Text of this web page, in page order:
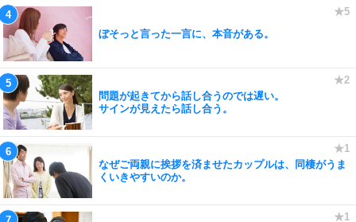
ぼそっと言った一言に、本音がある。
問題が起きてから話し合うのでは遅い。
サインが見えたら話し合う。
なぜご両親に挨拶を済ませたカップルは、同棲がうま
くいきやすいのか。